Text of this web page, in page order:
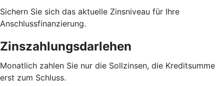
Sichern Sie sich das aktuelle Zinsniveau für Ihre
Anschlussfinanzierung.
Zinszahlungsdarlehen
Monatlich zahlen Sie nur die Sollzinsen, die Kreditsumme
erst zum Schluss.